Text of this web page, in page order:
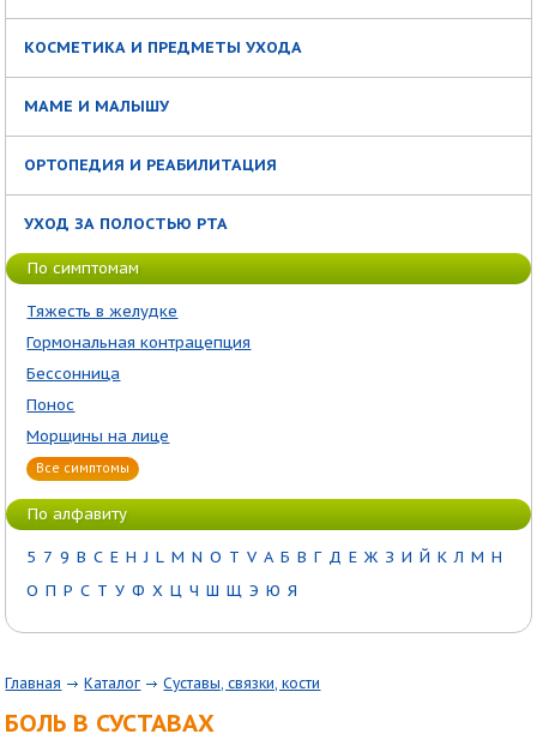
КОСМЕТИКА И ПРЕДМЕТЫ УХОДА
МАМЕ И МАЛЫШУ
ОРТОПЕДИЯ И РЕАБИЛИТАЦИЯ
УХОД ЗА ПОЛОСТЬЮ РТА
По симптомам
Тяжесть в желудке
Гормональная контрацепция
Бессонница
Понос
Морщины на лице
Все симптомы
По алфавиту
5 7 9 B C E H J L M N O T V А Б В Г Д Е Ж З И Й К Л М Н
О П Р С Т У Ф Х Ц Ч Ш Щ Э Ю Я
Главная Каталог Суставы, связки, кости
БОЛЬ В СУСТАВАХ